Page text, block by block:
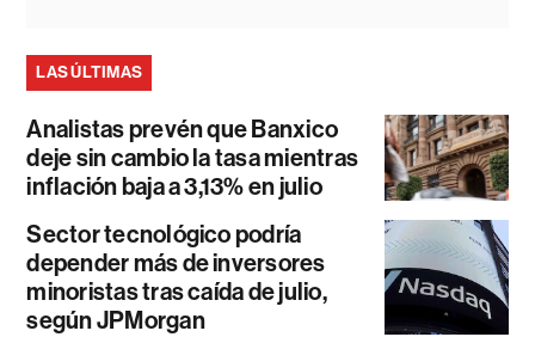
LAS ÚLTIMAS
Analistas prevén que Banxico
deje sin cambio la tasa mientras
inflación baja a 3,13% en julio
Sector tecnológico podría
depender más de inversores
minoristas tras caída de julio,
según JPMorgan